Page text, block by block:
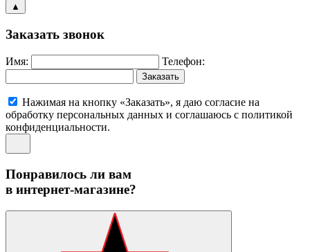
▲
Заказать звонок
Имя: Телефон:
Заказать
Нажимая на кнопку «Заказать», я даю согласие на
обработку персональных данных и соглашаюсь c политикой
конфиденциальности.
Понравилось ли вам
в интернет-магазине?